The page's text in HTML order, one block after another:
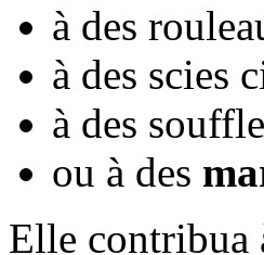
à des
à des scies
à des
ou à des
Elle contribua